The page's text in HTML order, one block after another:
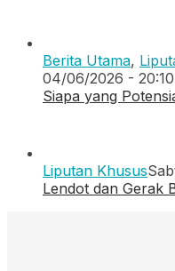
Berita Utama,
04/06/2026 -
Siapa yang
Liputan Khusus
Lendot dan Gerak